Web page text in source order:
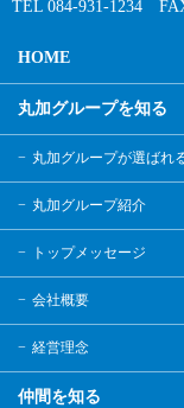
TEL 084-931-1234
HOME
丸加グループを知る
丸加グループが選ばれ
丸加グループ紹介
トップメッセージ
会社概要
経営理念
仲間を知る